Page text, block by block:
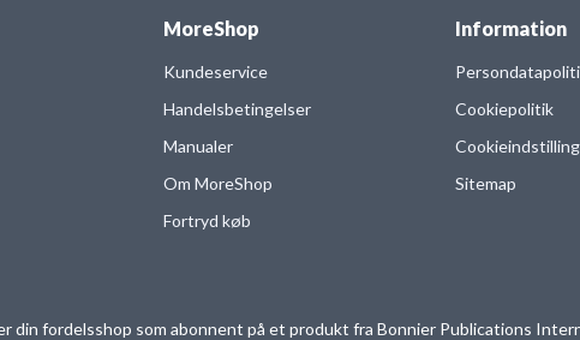
MoreShop
Kundeservice
Handelsbetingelser
Manualer
Om MoreShop
Fortryd køb
Information
Cookiepolitik
Sitemap
din fordelsshop som abonnent på et produkt fra Bonnier Publications